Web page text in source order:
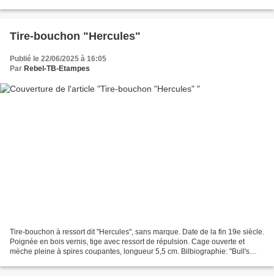
Tire-bouchon "Hercules"
Publié le 22/06/2025 à 16:05
Par Rebel-TB-Etampes
Tire-bouchon à ressort dit "Hercules", sans marque. Date de la fin 19e siècle.
Poignée en bois vernis, tige avec ressort de répulsion. Cage ouverte et
mèche pleine à spires coupantes, longueur 5,5 cm. Bilbiographie: "Bull's